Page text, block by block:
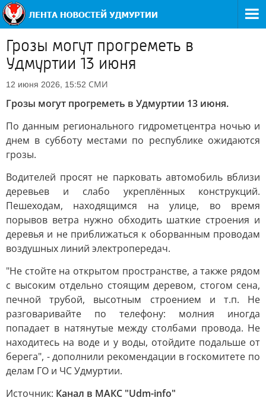
Грозы могут прогреметь в
Удмуртии 13 июня
12 июня 2026, 15:52 СМИ
Грозы могут прогреметь в Удмуртии 13 июня.
По данным регионального гидрометцентра ночью и
днем в субботу местами по республике ожидаются
грозы.
Водителей просят не парковать автомобиль вблизи
деревьев и слабо укреплённых конструкций.
Пешеходам, находящимся на улице, во время
порывов ветра нужно обходить шаткие строения и
деревья и не приближаться к оборванным проводам
воздушных линий электропередач.
"Не стойте на открытом пространстве, а также рядом
с высоким отдельно стоящим деревом, стогом сена,
печной трубой, высотным строением и т.п. Не
разговаривайте по телефону: молния иногда
попадает в натянутые между столбами провода. Не
находитесь на воде и у воды, отойдите подальше от
берега", - дополнили рекомендации в госкомитете по
делам ГО и ЧС Удмуртии.
Источник: Канал в МАКС "Udm-info"